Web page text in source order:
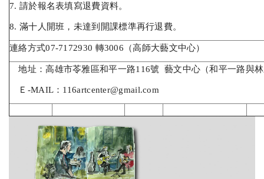
7. 請於報名表填寫退費資料。
8. 滿十人開班，未達到開課標準再行退費。
連絡方式07-7172930 轉3006（高師大藝文中心）
地址：高雄市苓雅區和平一路116號 藝文中心（和平一路與
Ｅ-MAIL：116artcenter@gmail.com